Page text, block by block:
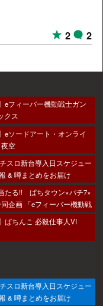
2 2
eフィーバー機動戦士ガン
クス
eソードアート・オンライ
空
スロ新台導入日スケジュー
& 噂まとめをお届け
たる!! ぱちタウン×パチ7×
企画 「eフィーバー機動戦
イマックスをこのホールで
ーン開催
ぱちんこ 必殺仕事人VI
スロ新台導入日スケジュー
& 噂まとめをお届け